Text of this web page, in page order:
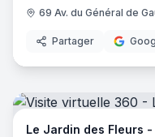
69 Av. du Général de
Partager
Le Jardin des Fleurs